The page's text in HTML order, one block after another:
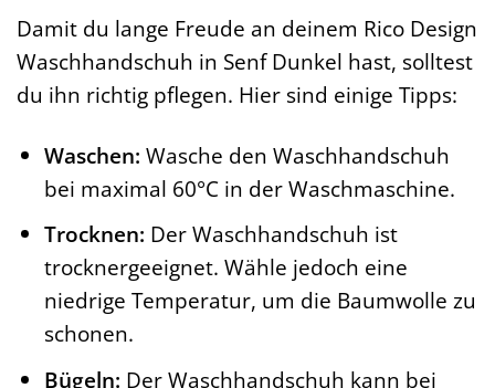
Damit du lange Freude an deinem Rico Design
Waschhandschuh in Senf Dunkel hast, solltest
du ihn richtig pflegen. Hier sind einige Tipps:
Waschen: Wasche den Waschhandschuh
bei maximal 60°C in der Waschmaschine.
Trocknen: Der Waschhandschuh ist
trocknergeeignet. Wähle jedoch eine
niedrige Temperatur, um die Baumwolle zu
schonen.
Bügeln: Der Waschhandschuh kann bei